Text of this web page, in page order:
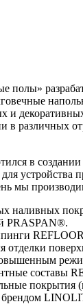
полы»
и
в различных
в создании
для
мы
наливных
PRASPAN®.
отделки
составы
покрытия
брендом